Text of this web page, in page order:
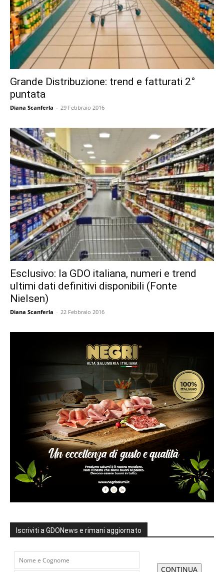
Grande Distribuzione: trend e fatturati 2°
puntata
Diana Scanferla - 29 Febbraio 2016
Esclusivo: la GDO italiana, numeri e trend
ultimi dati definitivi disponibili (Fonte
Nielsen)
Diana Scanferla - 22 Febbraio 2016
Iscriviti a GDONews e rimani aggiornato